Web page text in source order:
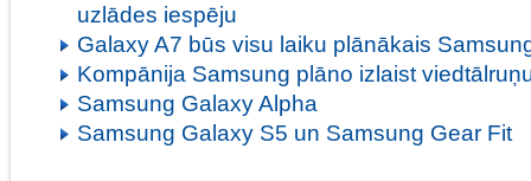
uzlādes iespēju
Galaxy A7 būs visu laiku plānākais
Kompānija Samsung plāno izlaist
Samsung Galaxy Alpha
Samsung Galaxy S5 un Samsung Gear Fit